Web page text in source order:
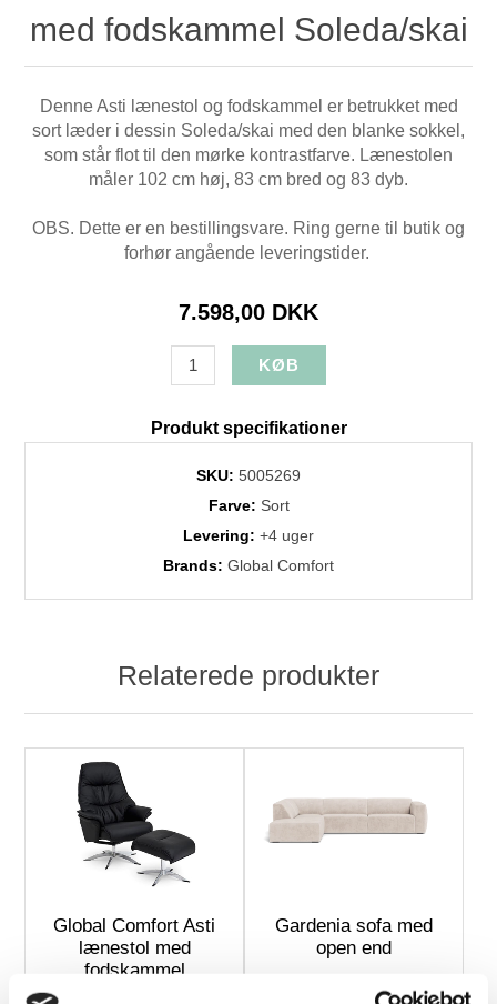
med fodskammel Soleda/skai
Denne Asti lænestol og fodskammel er betrukket med
sort læder i dessin Soleda/skai med den blanke sokkel,
som står flot til den mørke kontrastfarve. Lænestolen
måler 102 cm høj, 83 cm bred og 83 dyb.
OBS. Dette er en bestillingsvare. Ring gerne til butik og
forhør angående leveringstider.
7.598,00 DKK
Produkt specifikationer
SKU: 5005269
Farve: Sort
Levering: +4 uger
Brands: Global Comfort
Relaterede produkter
Global Comfort Asti
lænestol med
fodskammel
Gardenia sofa med
open end